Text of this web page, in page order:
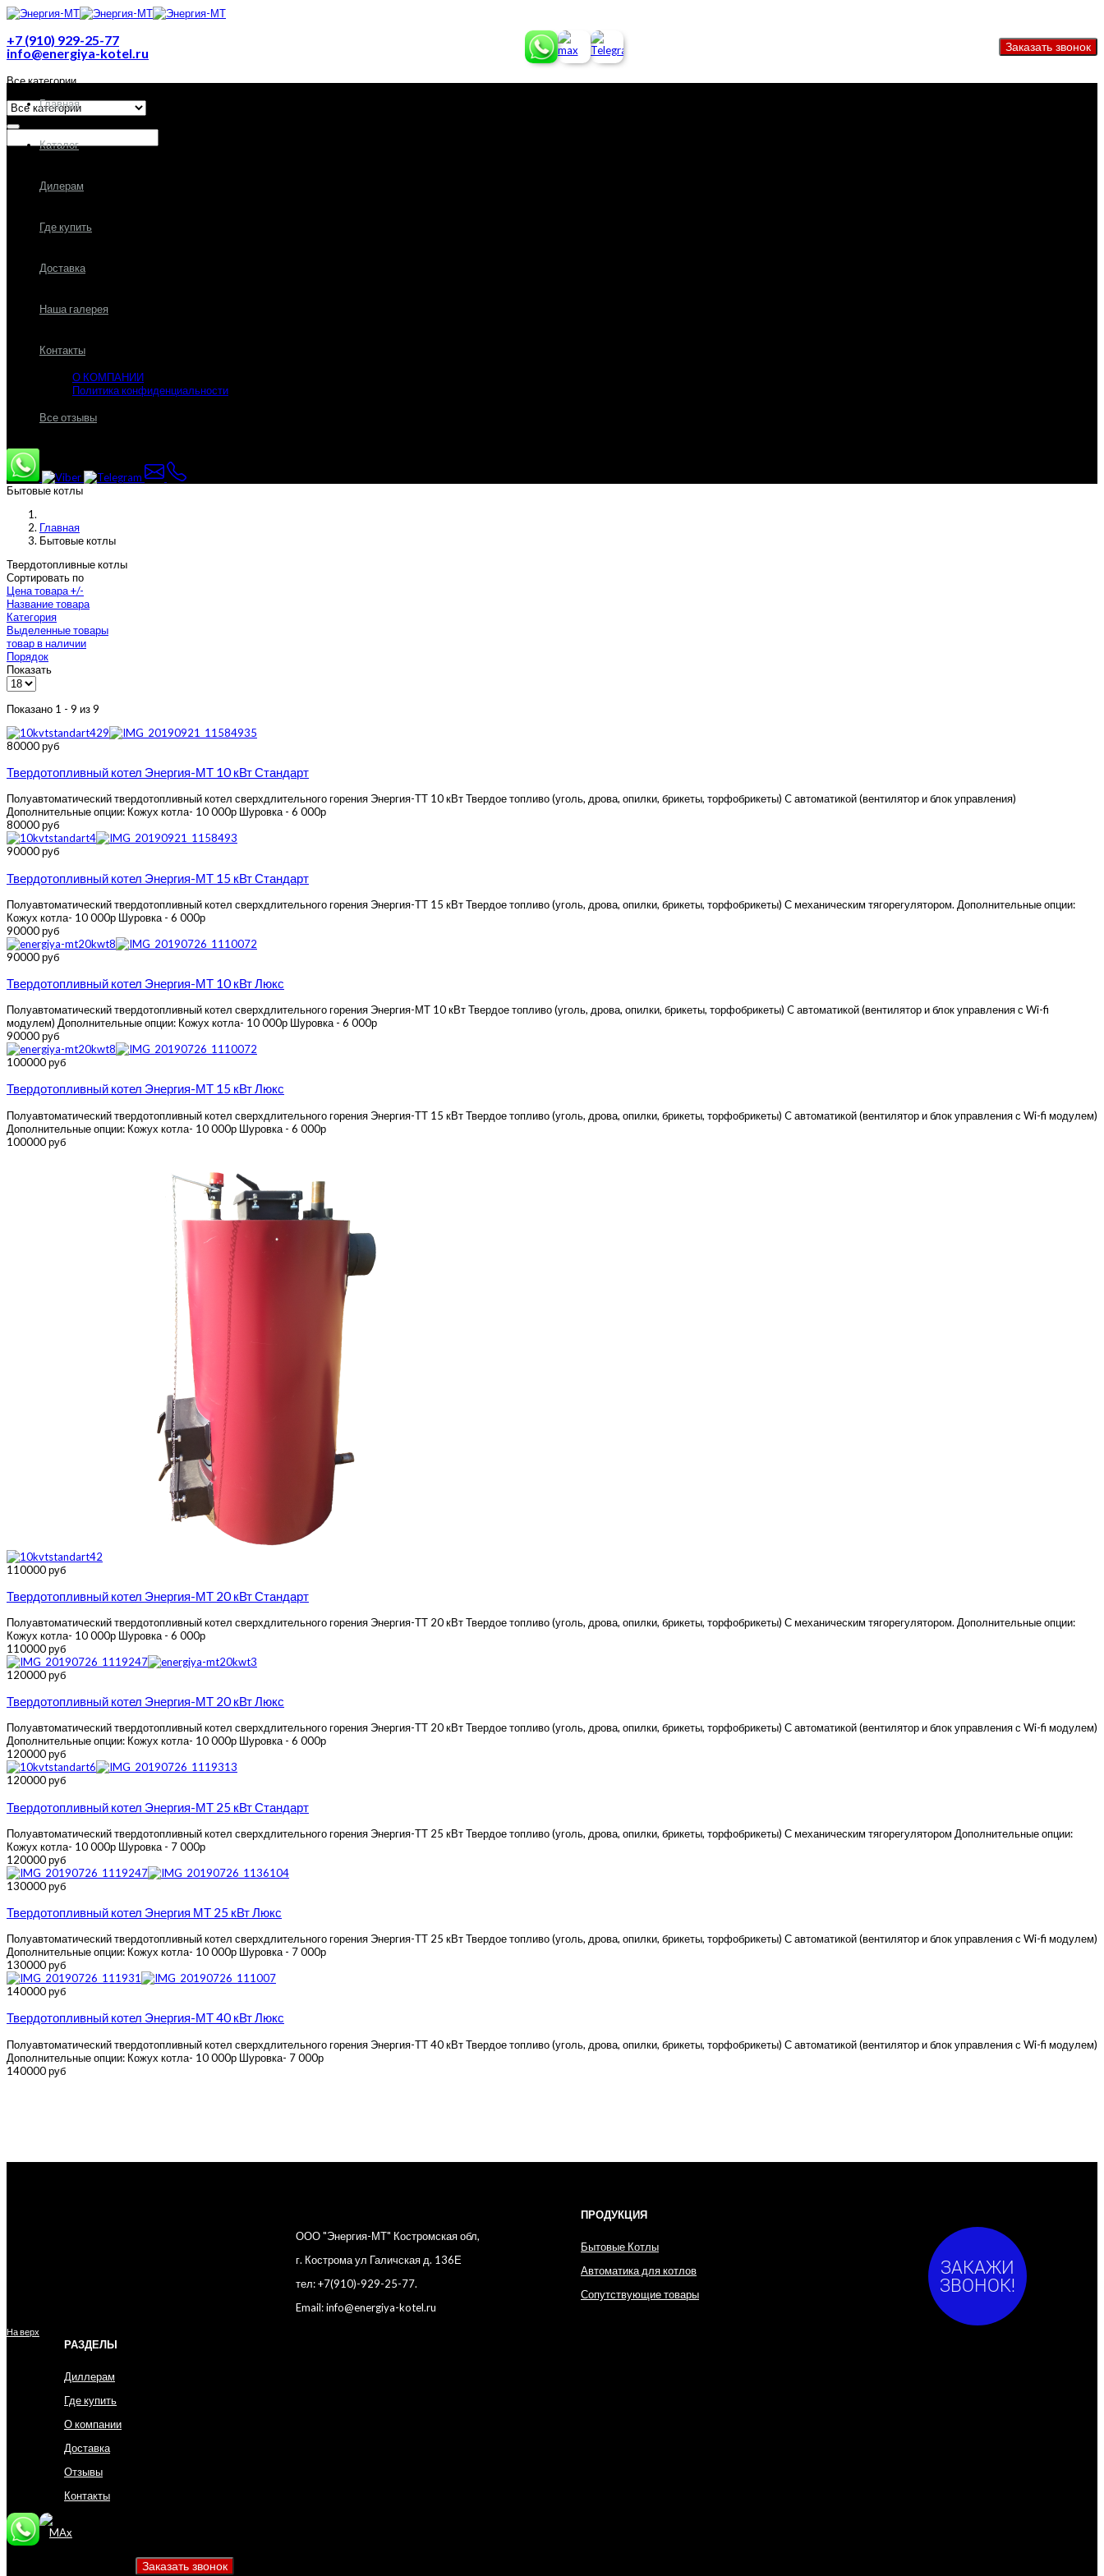
+7 (910) 929-25-77
info@energiya-kotel.ru
Все категории
Главная
Каталог
Дилерам
Где купить
Доставка
Наша галерея
Контакты
О КОМПАНИИ
Политика конфиденциальности
Все отзывы
Бытовые котлы
Главная
Бытовые котлы
Твердотопливные котлы
Сортировать по
Цена товара +/-
Название товара
Категория
Выделенные товары
товар в наличии
Порядок
Показать
Показано 1 - 9 из 9
80000 руб
Твердотопливный котел Энергия-МТ 10 кВт Стандарт
Полуавтоматический твердотопливный котел сверхдлительного горения Энергия-ТТ 10 кВт Твердое топливо (уголь, дрова, опилки, брикеты, торфобрикеты) C автоматикой (вентилятор и блок управления)
Дополнительные опции: Кожух котла- 10 000р Шуровка - 6 000р
80000 руб
90000 руб
Твердотопливный котел Энергия-МТ 15 кВт Стандарт
Полуавтоматический твердотопливный котел сверхдлительного горения Энергия-ТТ 15 кВт Твердое топливо (уголь, дрова, опилки, брикеты, торфобрикеты) С механическим тягорегулятором. Дополнительные опции:
Кожух котла- 10 000р Шуровка - 6 000р
90000 руб
90000 руб
Твердотопливный котел Энергия-МТ 10 кВт Люкс
Полуавтоматический твердотопливный котел сверхдлительного горения Энергия-МТ 10 кВт Твердое топливо (уголь, дрова, опилки, брикеты, торфобрикеты) C автоматикой (вентилятор и блок управления с Wi-fi
модулем) Дополнительные опции: Кожух котла- 10 000р Шуровка - 6 000р
90000 руб
100000 руб
Твердотопливный котел Энергия-МТ 15 кВт Люкс
Полуавтоматический твердотопливный котел сверхдлительного горения Энергия-ТТ 15 кВт Твердое топливо (уголь, дрова, опилки, брикеты, торфобрикеты) C автоматикой (вентилятор и блок управления с Wi-fi модулем)
Дополнительные опции: Кожух котла- 10 000р Шуровка - 6 000р
100000 руб
110000 руб
Твердотопливный котел Энергия-МТ 20 кВт Стандарт
Полуавтоматический твердотопливный котел сверхдлительного горения Энергия-ТТ 20 кВт Твердое топливо (уголь, дрова, опилки, брикеты, торфобрикеты) С механическим тягорегулятором. Дополнительные опции:
Кожух котла- 10 000р Шуровка - 6 000р
110000 руб
120000 руб
Твердотопливный котел Энергия-МТ 20 кВт Люкс
Полуавтоматический твердотопливный котел сверхдлительного горения Энергия-ТТ 20 кВт Твердое топливо (уголь, дрова, опилки, брикеты, торфобрикеты) С автоматикой (вентилятор и блок управления с Wi-fi модулем)
Дополнительные опции: Кожух котла- 10 000р Шуровка - 6 000р
120000 руб
120000 руб
Твердотопливный котел Энергия-МТ 25 кВт Стандарт
Полуавтоматический твердотопливный котел сверхдлительного горения Энергия-ТТ 25 кВт Твердое топливо (уголь, дрова, опилки, брикеты, торфобрикеты) С механическим тягорегулятором Дополнительные опции:
Кожух котла- 10 000р Шуровка - 7 000р
120000 руб
130000 руб
Твердотопливный котел Энергия МТ 25 кВт Люкс
Полуавтоматический твердотопливный котел сверхдлительного горения Энергия-ТТ 25 кВт Твердое топливо (уголь, дрова, опилки, брикеты, торфобрикеты) С автоматикой (вентилятор и блок управления с Wi-fi модулем)
Дополнительные опции: Кожух котла- 10 000р Шуровка - 7 000р
130000 руб
140000 руб
Твердотопливный котел Энергия-МТ 40 кВт Люкс
Полуавтоматический твердотопливный котел сверхдлительного горения Энергия-ТТ 40 кВт Твердое топливо (уголь, дрова, опилки, брикеты, торфобрикеты) С автоматикой (вентилятор и блок управления с Wi-fi модулем)
Дополнительные опции: Кожух котла- 10 000р Шуровка- 7 000р
140000 руб
ООО "Энергия-МТ" Костромская обл,
г. Кострома ул Галичская д. 136Е
тел: +7(910)-929-25-77.
Email: info@energiya-kotel.ru
ПРОДУКЦИЯ
Бытовые Котлы
Автоматика для котлов
Сопутствующие товары
На верх
РАЗДЕЛЫ
Диллерам
Где купить
О компании
Доставка
Отзывы
Контакты
ЗАКАЖИ
ЗВОНОК!